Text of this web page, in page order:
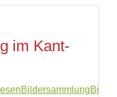
im Kant-
Bildersammlung